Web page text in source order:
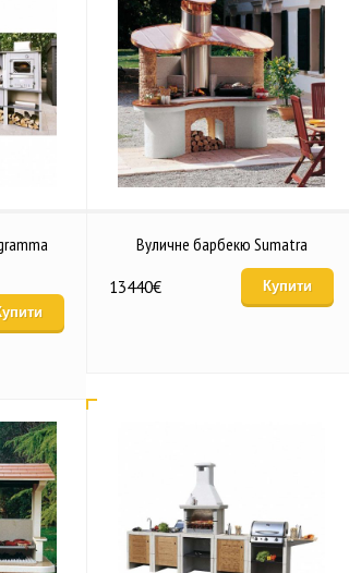
Вуличне барбекю Sumatra
13440€ Купити